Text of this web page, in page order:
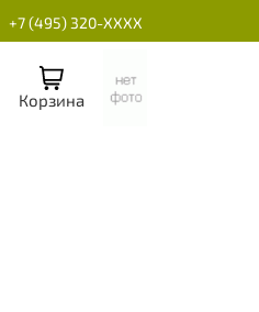
+7 (495) 320-XXXX
Корзина